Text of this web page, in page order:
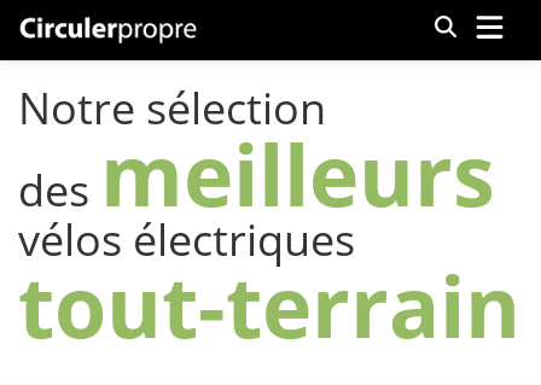
Menu
Notre sélection
des meilleurs
vélos électriques
tout-terrain